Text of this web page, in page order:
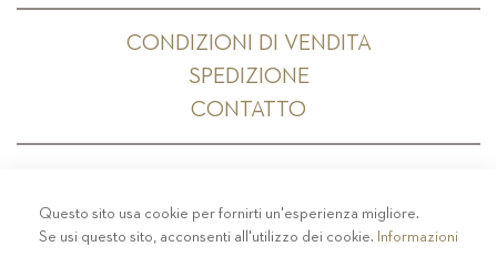
CONDIZIONI DI VENDITA
SPEDIZIONE
CONTATTO
PRIVACY-COLOPHON - COOKIE POLICY
CODICE ETICO
Questo sito usa cookie per fornirti un'esperienza migliore.
Se usi questo sito, acconsenti all'utilizzo dei cookie. Informazioni